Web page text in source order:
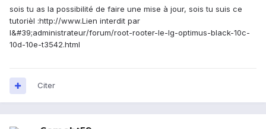
sois tu as la possibilité de faire une mise à jour, sois tu suis ce
tutorièl :http://www.Lien interdit par
l&#39;administrateur/forum/root-rooter-le-lg-optimus-black-10c-
10d-10e-t3542.html
Citer